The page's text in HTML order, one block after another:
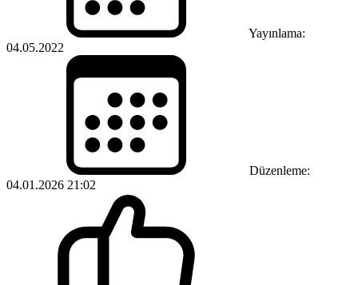
Yayınlama:
04.05.2022
Düzenleme:
04.01.2026 21:02